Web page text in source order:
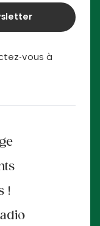
vous à
!